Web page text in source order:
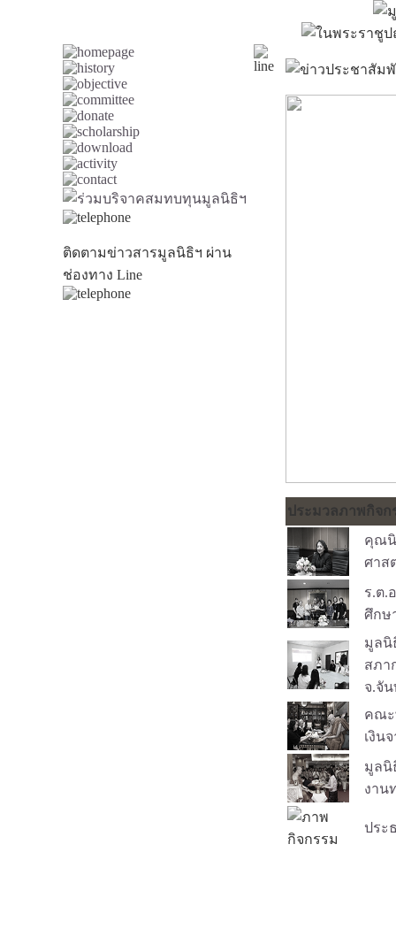
ติดตามข่าวสารมูลนิธิฯ ผ่าน
ช่องทาง Line
ประมวลภาพกิจก
คุณนิ
ศาส
ร.ต.
ศึกษ
มูลนิ
สภา
จ.จั
คณะ
เงิน
มูลนิ
งาน
ประ